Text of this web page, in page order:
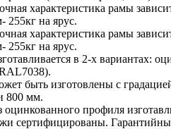
характеристика рамы
255кг на ярус.
характеристика рамы
255кг на ярус.
в 2-х вариантах:
быть изготовлены с
800 мм.
оцинкованного профиля
сертифицированы.